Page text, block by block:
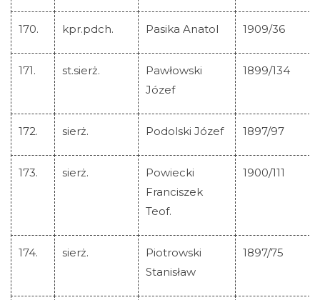
170. kpr.pdch. Pasika Anatol 1909/36
171. st.sierż.
Pawłowski
Józef
1899/134
172. sierż. Podolski Józef 1897/97
173. sierż.
Powiecki
Franciszek
Teof.
1900/111
174. sierż.
Piotrowski
Stanisław
1897/75